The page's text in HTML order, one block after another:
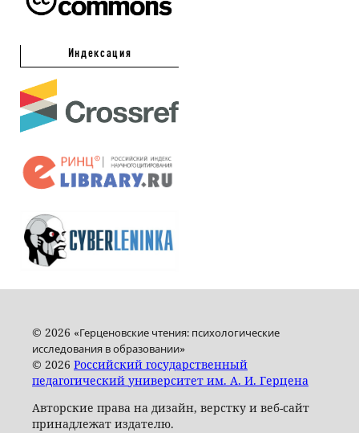
Индексация
© 2026 «Герценовские чтения: психологические
исследования в образовании»
© 2026 Российский государственный
педагогический университет им. А. И. Герцена
Авторские права на дизайн, верстку и веб-сайт
принадлежат издателю.